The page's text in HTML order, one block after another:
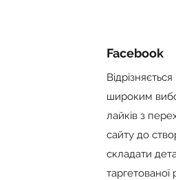
Facebook
широким
лайків з
сайту до
складати